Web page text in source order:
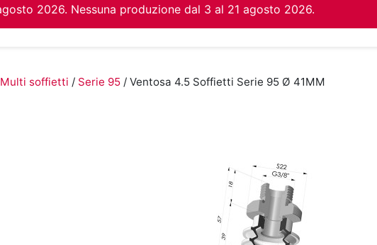
2026. Nessuna produzione dal 3 al 21 agosto 2026.
soffietti / Serie 95 / Ventosa 4.5 Soffietti Serie 95 Ø 41MM